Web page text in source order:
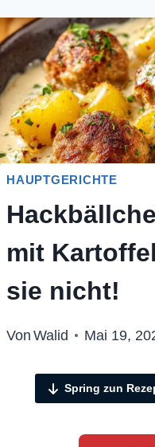
HAUPTGERICHTE
mit
sie nicht!
Von Walid Mai 19,
Spring zun